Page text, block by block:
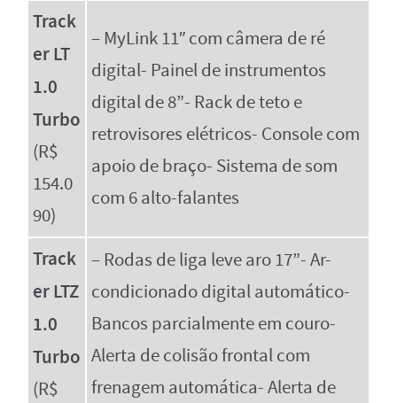
Track
er LT
1.0
Turbo
(R$
154.0
90)
– MyLink 11″ com câmera de ré
digital- Painel de instrumentos
digital de 8”- Rack de teto e
retrovisores elétricos- Console com
apoio de braço- Sistema de som
com 6 alto-falantes
Track
er LTZ
1.0
Turbo
(R$
– Rodas de liga leve aro 17”- Ar-
condicionado digital automático-
Bancos parcialmente em couro-
Alerta de colisão frontal com
frenagem automática- Alerta de